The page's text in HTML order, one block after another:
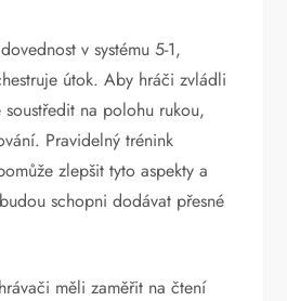
v systému 5-1,
útok. Aby hráči zvládli
na polohu rukou,
Pravidelný trénink
zlepšit tyto aspekty a
schopni dodávat přesné
měli zaměřit na čtení